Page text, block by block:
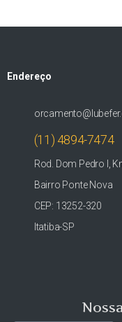
Endereço
(11) 4894-7474
Rod. Dom Pedro I,
Bairro Ponte Nova
CEP: 13252-320
Itatiba-SP